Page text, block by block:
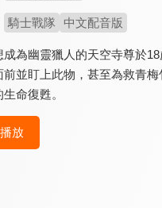
騎士戰隊 中文配音版
成為幽靈獵人的天空寺尊於
前並盯上此物，甚至為救青
命復甦。
播放